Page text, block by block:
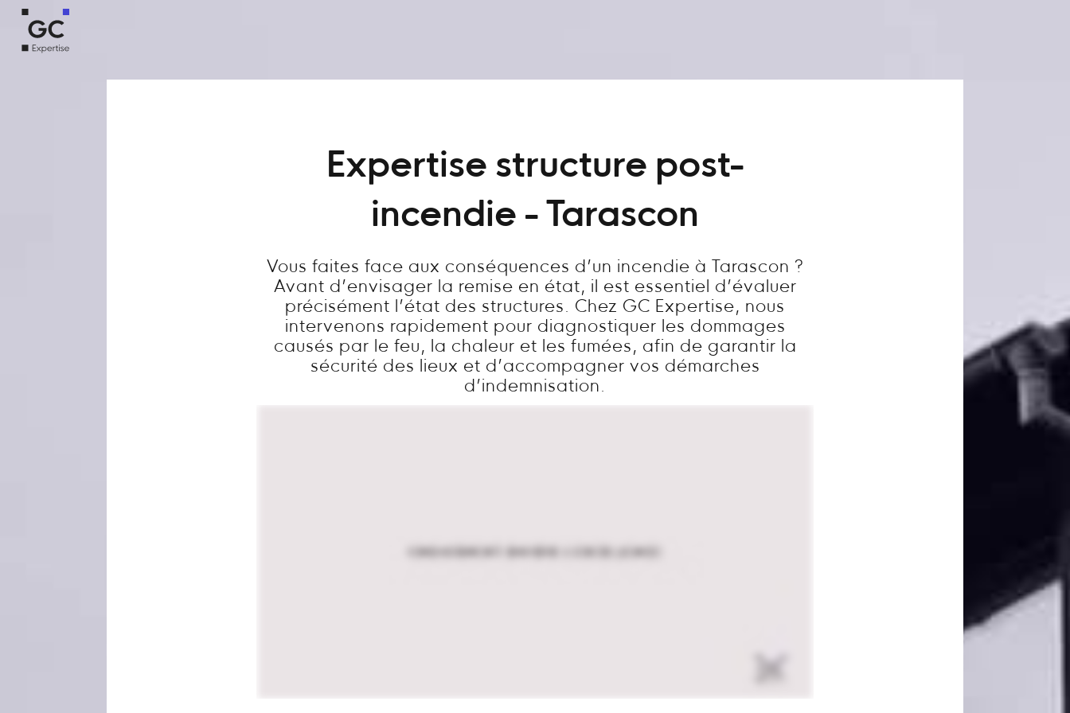
Expertise structure post-
incendie - Tarascon
Vous faites face aux conséquences d’un incendie à Tarascon ?
Avant d’envisager la remise en état, il est essentiel d’évaluer
précisément l’état des structures. Chez GC Expertise, nous
intervenons rapidement pour diagnostiquer les dommages
causés par le feu, la chaleur et les fumées, afin de garantir la
sécurité des lieux et d’accompagner vos démarches
d’indemnisation.